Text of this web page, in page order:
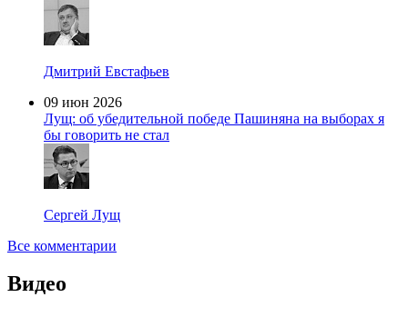
Дмитрий Евстафьев
09 июн 2026
Лущ: об убедительной победе Пашиняна на выборах я
бы говорить не стал
Сергей Лущ
Все комментарии
Видео